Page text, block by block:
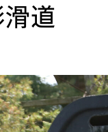
道